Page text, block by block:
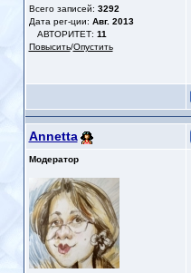
Всего записей: 3292
Дата рег-ции: Авг. 2013
АВТОРИТЕТ: 11
Повысить/Опустить
Annetta
Модератор